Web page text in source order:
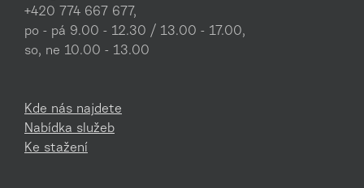
+420 774 667 677,
po - pá 9.00 - 12.30 / 13.00 - 17.00,
so, ne 10.00 - 13.00
Kde nás najdete
Nabídka služeb
Ke stažení